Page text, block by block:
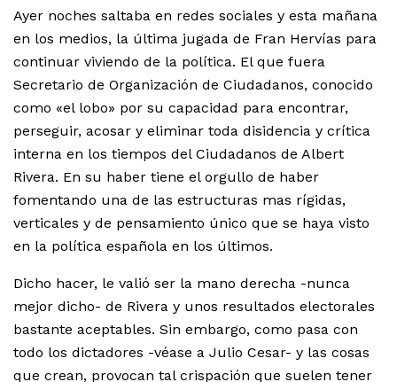
Ayer noches saltaba en redes sociales y esta mañana
en los medios, la última jugada de Fran Hervías para
continuar viviendo de la política. El que fuera
Secretario de Organización de Ciudadanos, conocido
como «el lobo» por su capacidad para encontrar,
perseguir, acosar y eliminar toda disidencia y crítica
interna en los tiempos del Ciudadanos de Albert
Rivera. En su haber tiene el orgullo de haber
fomentando una de las estructuras mas rígidas,
verticales y de pensamiento único que se haya visto
en la política española en los últimos.
Dicho hacer, le valió ser la mano derecha -nunca
mejor dicho- de Rivera y unos resultados electorales
bastante aceptables. Sin embargo, como pasa con
todo los dictadores -véase a Julio Cesar- y las cosas
que crean, provocan tal crispación que suelen tener